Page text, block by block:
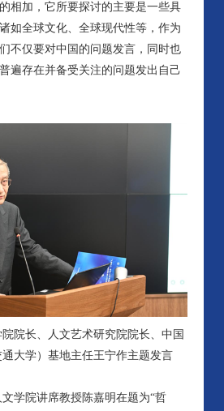
相加，它所要探讨的主要是一些具
如全球文化、全球现代性等，作为
不仅要对中国的问题发言，同时也
遍存在并备受关注的问题发出自己
院院长、人文艺术研究院院长、中国
大学）基地主任王宁作主题发言
院讲席教授陈嘉明在题为“哲